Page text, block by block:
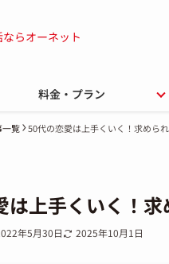
らオーネット
料金・プラン
一覧 50代の恋愛は上手くいく！求めら
は上手くいく！
年5月30日 2025年10月1日